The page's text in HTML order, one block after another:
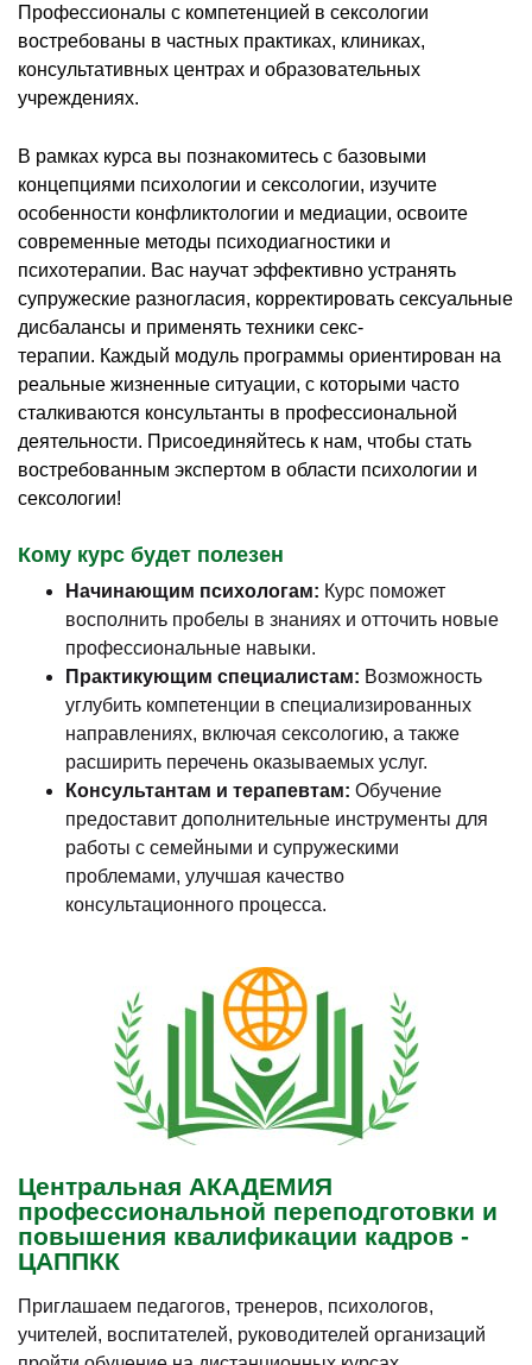
Профессионалы с компетенцией в сексологии
востребованы в частных практиках, клиниках,
консультативных центрах и образовательных
учреждениях.
В рамках курса вы познакомитесь с базовыми
концепциями психологии и сексологии, изучите
особенности конфликтологии и медиации, освоите
современные методы психодиагностики и
психотерапии. Вас научат эффективно устранять
супружеские разногласия, корректировать сексуальные
дисбалансы и применять техники секс-
терапии. Каждый модуль программы ориентирован на
реальные жизненные ситуации, с которыми часто
сталкиваются консультанты в профессиональной
деятельности. Присоединяйтесь к нам, чтобы стать
востребованным экспертом в области психологии и
сексологии!
Кому курс будет полезен
Начинающим психологам: Курс поможет
восполнить пробелы в знаниях и отточить новые
профессиональные навыки.
Практикующим специалистам: Возможность
углубить компетенции в специализированных
направлениях, включая сексологию, а также
расширить перечень оказываемых услуг.
Консультантам и терапевтам: Обучение
предоставит дополнительные инструменты для
работы с семейными и супружескими
проблемами, улучшая качество
консультационного процесса.
Центральная АКАДЕМИЯ
профессиональной переподготовки и
повышения квалификации кадров -
ЦАППКК
Приглашаем педагогов, тренеров, психологов,
учителей, воспитателей, руководителей организаций